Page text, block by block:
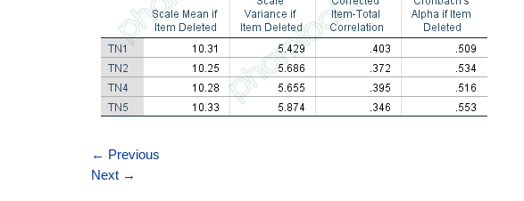
← Previous
Next →